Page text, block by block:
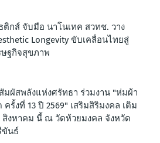
ธติกส์ จับมือ นาโนเทค สวทช. วาง
Longevity ขับเคลื่อนไทยสู่
ฐกิจสุขภาพ
ผัสพลังแห่งศรัทธา ร่วมงาน "ห่มผ้า
รั้งที่ 13 ปี 2569" เสริมสิริมงคล เติม
สิงหาคม นี้ ณ วัดห้วยมงคล จังหวัด
ขันธ์